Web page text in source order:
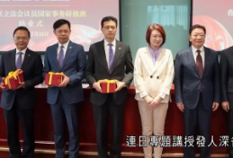
按輸入鍵開始搜尋